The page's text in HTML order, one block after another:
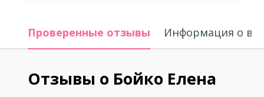
Проверенные отзывы Информация о
Отзывы о Бойко Елена